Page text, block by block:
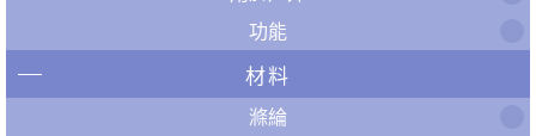
功能
材料
滌綸